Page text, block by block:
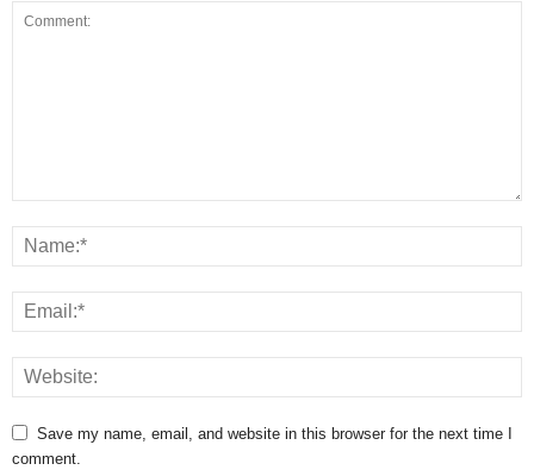
Save my name, email, and website in this browser for the next time I
comment.